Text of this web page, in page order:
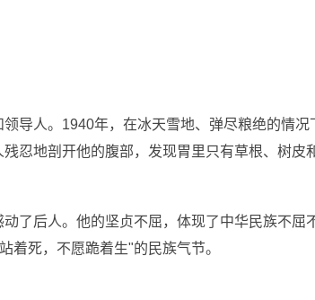
导人。1940年，在冰天雪地、弹尽粮绝的情况
忍地剖开他的腹部，发现胃里只有草根、树皮
了后人。他的坚贞不屈，体现了中华民族不屈
着死，不愿跪着生"的民族气节。